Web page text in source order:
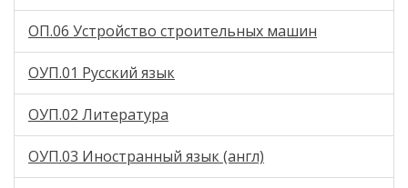
ОП.06 Устройство строительных машин
ОУП.01 Русский язык
ОУП.02 Литература
ОУП.03 Иностранный язык (англ)